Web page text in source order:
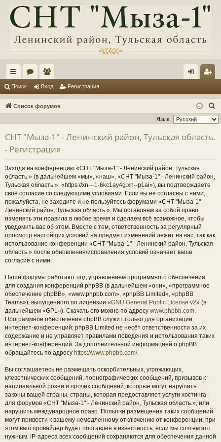
с
ы ум
ол
ьз
и
д ис
тр
Поиск Вход Регистрация
Список форумов
о
Язык:
СНТ "Мыза-1" - Ленинский район, Тульская область.
- Регистрация
Заходя на конференцию «СНТ "Мыза-1" - Ленинский район, Тульская
область.» (в дальнейшем «мы», «наш», «СНТ "Мыза-1" - Ленинский район,
Тульская область.», «https://xn---1-6kc1ay4g.xn--p1ai»), вы подтверждаете
своё согласие со следующими условиями. Если вы не согласны с ними,
пожалуйста, не заходите и не пользуйтесь форумами «СНТ "Мыза-1" -
Ленинский район, Тульская область.». Мы оставляем за собой право
изменять эти правила в любое время и сделаем всё возможное, чтобы
уведомить вас об этом. Вместе с тем, ответственность за регулярный
просмотр настойщих условий на предмет изменений лежит на вас, так как
использование конференции «СНТ "Мыза-1" - Ленинский район, Тульская
область.» после обновления/исправления условий означает ваше
согласие с ними.
Наши форумы работают под управлением программного обеспечения
для создания конференций phpBB (в дальнейшем «они», «программное
обеспечение phpBB», «www.phpbb.com», «phpBB Limited», «phpBB
Teams»), выпущенного по лицензии «GNU General Public License v2» (в
дальнейшем «GPL»). Скачать его можно по адресу www.phpbb.com
Программное обеспечение phpBB служит только для организации
интернет-конференций; phpBB Limited не несёт ответственности за их
содержание и не управляет правилами поведения и использования таких
интернет-конференций. За дополнительной информацией о phpBB
обращайтесь по адресу https://www.phpbb.com/.
Вы соглашаетесь не размещать оскорбительных, угрожающих,
клеветнических сообщений, порнографических сообщений, призывов к
национальной розни и прочих сообщений, которые могут нарушить
законы вашей страны, страны, которая предоставляет услуги хостинга
для форумов «СНТ "Мыза-1" - Ленинский район, Тульская область.», или
нарушить международное право. Попытки размещения таких сообщений
могут привести к вашему немедленному отключению от конференции, при
этом ваш провайдер будет поставлен в известность, если мы сочтём это
нужным. IP-адреса всех сообщений сохраняются для обеспечения данной